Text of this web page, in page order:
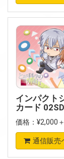
インパクト
カード 02SD
価格：¥2,000
通信販売